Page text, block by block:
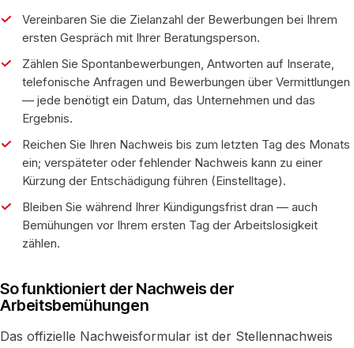
Vereinbaren Sie die Zielanzahl der Bewerbungen bei Ihrem
ersten Gespräch mit Ihrer Beratungsperson.
Zählen Sie Spontanbewerbungen, Antworten auf Inserate,
telefonische Anfragen und Bewerbungen über Vermittlungen
— jede benötigt ein Datum, das Unternehmen und das
Ergebnis.
Reichen Sie Ihren Nachweis bis zum letzten Tag des Monats
ein; verspäteter oder fehlender Nachweis kann zu einer
Kürzung der Entschädigung führen (Einstelltage).
Bleiben Sie während Ihrer Kündigungsfrist dran — auch
Bemühungen vor Ihrem ersten Tag der Arbeitslosigkeit
zählen.
So funktioniert der Nachweis der
Arbeitsbemühungen
Das offizielle Nachweisformular ist der Stellennachweis